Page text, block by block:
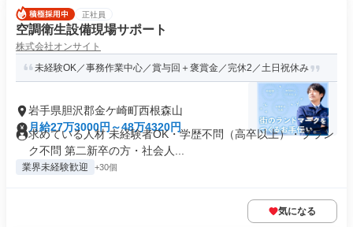
正社員
空調衛生設備現場サポート
株式会社オンサイト
未経験OK／事務作業中心／賞与回＋褒賞金／完休2／土日祝休み
岩手県胆沢郡金ケ崎町西根森山
月給27万3000円～48万4320円
求めている人材 未経験者OK・学歴不問（高卒以上）・ブラン
ク不問 第二新卒の方・社会人...
業界未経験歓迎 +30個
気になる